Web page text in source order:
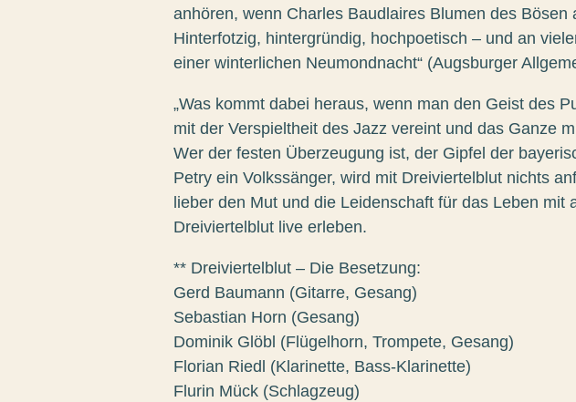
anhören, wenn Charles Baudlaires Blumen des
Hinterfotzig, hintergründig, hochpoetisch – und an
einer winterlichen Neumondnacht“ (Augsburger
„Was kommt dabei heraus, wenn man den Geist des
mit der Verspieltheit des Jazz vereint und das Ganze
Wer der festen Überzeugung ist, der Gipfel der
Petry ein Volkssänger, wird mit Dreiviertelblut nichts
lieber den Mut und die Leidenschaft für das Leben
Dreiviertelblut live erleben.
** Dreiviertelblut – Die Besetzung:
Gerd Baumann (Gitarre, Gesang)
Sebastian Horn (Gesang)
Dominik Glöbl (Flügelhorn, Trompete, Gesang)
Florian Riedl (Klarinette, Bass-Klarinette)
Flurin Mück (Schlagzeug)